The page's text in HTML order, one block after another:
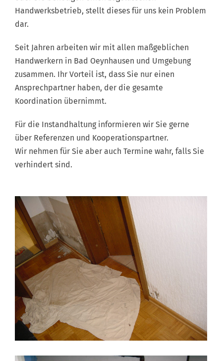
Handwerksbetrieb, stellt dieses für uns kein Problem
dar.
Seit Jahren arbeiten wir mit allen maßgeblichen
Handwerkern in Bad Oeynhausen und Umgebung
zusammen. Ihr Vorteil ist, dass Sie nur einen
Ansprechpartner haben, der die gesamte
Koordination übernimmt.
Für die Instandhaltung informieren wir Sie gerne
über Referenzen und Kooperationspartner.
Wir nehmen für Sie aber auch Termine wahr, falls Sie
verhindert sind.